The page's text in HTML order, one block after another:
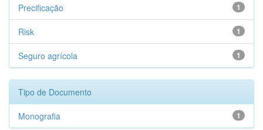
1
Precificação
1
Risk
1
Seguro agrícola
Tipo de Documento
1
Monografia